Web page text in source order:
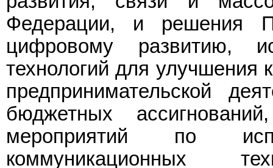
Федерации, и решения
цифровому развитию,
технологий для улучшения
предпринимательской
бюджетных
мероприятий по
коммуникационных